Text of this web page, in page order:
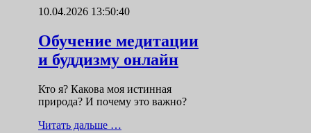
10.04.2026 13:50:40
Обучение медитации
и буддизму онлайн
Кто я? Какова моя истинная
природа? И почему это важно?
Читать дальше …